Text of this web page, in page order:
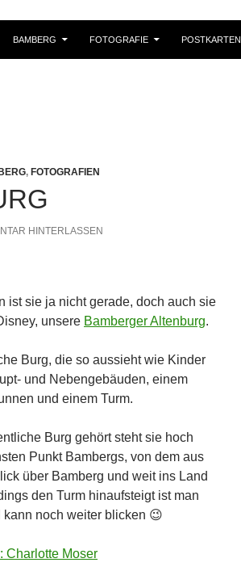
BAMBERG FOTOGRAFIE POSTKARTEN
, FOTOGRAFIEN
HINTERLASSEN
ist sie ja nicht gerade, doch auch sie
unsere Bamberger Altenburg.
Burg, die so aussieht wie Kinder
und Nebengebäuden, einem
und einem Turm.
Burg gehört steht sie hoch
Punkt Bambergs, von dem aus
über Bamberg und weit ins Land
den Turm hinaufsteigt ist man
noch weiter blicken 😉